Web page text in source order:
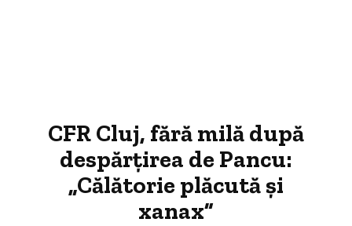
CFR Cluj, fără milă după
despărțirea de Pancu:
„Călătorie plăcută și
xanax”